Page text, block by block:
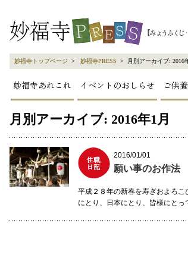
妙福寺トップページ > 妙福寺PRESS > 月別アーカイブ: 2016
妙福寺あれこれ イベントのおしらせ ご供
月別アーカイブ: 2016年1月
2016/01/01
願い事のお作法
平成２８年の新春を寿ぎおよろ
にとり、日本にとり、皆様にと